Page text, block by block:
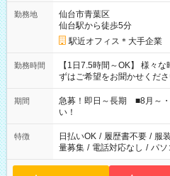
勤務地
仙台市青葉区
仙台駅から徒歩5分
駅近オフィス＊大手企業
勤務時間
【1日7.5時間～OK】 様々
ずはご希望をお聞かせください！ ＜その他シフト例＞
17：00 11：00～20：00 な
す！
期間
急募！即日～長期 ■8月～
い！
特徴 日払いOK / 履歴書不要 / 服
量募集 / 電話対応なし / パソ